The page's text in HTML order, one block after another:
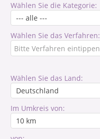
Wählen Sie die Kategorie:
Wählen Sie das Verfahren:
Wählen Sie das Land:
Im Umkreis von: